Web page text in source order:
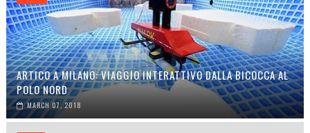
ARTICO A MILANO: VIAGGIO INTERATTIVO DALLA BICOCCA AL
POLO NORD
MARCH 07, 2018